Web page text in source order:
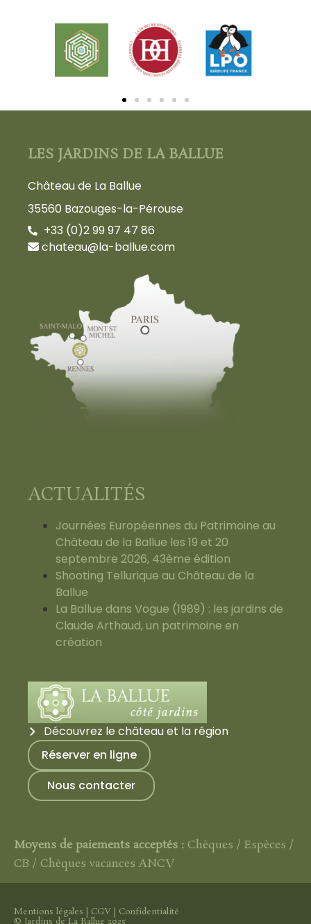
LES JARDINS DE LA BALLUE
Château de La Ballue
35560 Bazouges-la-Pérouse
+33 (0)2 99 97 47 86
chateau@la-ballue.com
ACTUALITÉS
Journées Européennes du Patrimoine au
Château de la Ballue les 19 et 20
septembre 2026, 43ème édition
Shooting Tellurique au Château de la
Ballue
La Ballue dans Vogue (1989) : les jardins de
Claude Arthaud, un patrimoine en
création
Découvrez le château et la région
Réserver en ligne
Nous contacter
Moyens de paiements acceptés : Chèques / Espèces /
CB / Chèques vacances ANCV
Mentions légales CGV
Confidentialité